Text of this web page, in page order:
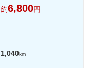
約6,800円
1,040km